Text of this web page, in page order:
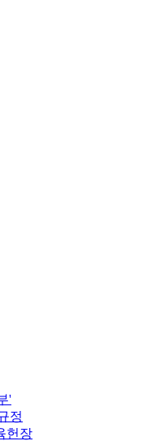
'
정
헌장